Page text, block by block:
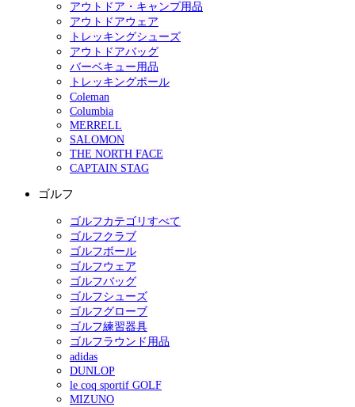
アウトドア・キャンプ用品
アウトドアウェア
トレッキングシューズ
アウトドアバッグ
バーベキュー用品
トレッキングポール
Coleman
Columbia
MERRELL
SALOMON
THE NORTH FACE
CAPTAIN STAG
ゴルフ
ゴルフカテゴリすべて
ゴルフクラブ
ゴルフボール
ゴルフウェア
ゴルフバッグ
ゴルフシューズ
ゴルフグローブ
ゴルフ練習器具
ゴルフラウンド用品
adidas
DUNLOP
le coq sportif GOLF
MIZUNO